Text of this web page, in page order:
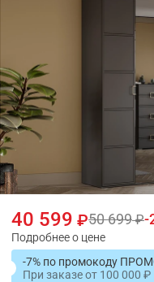
40 599 50 699
Подробнее о цене
-7% по промокоду
При заказеот 100 000